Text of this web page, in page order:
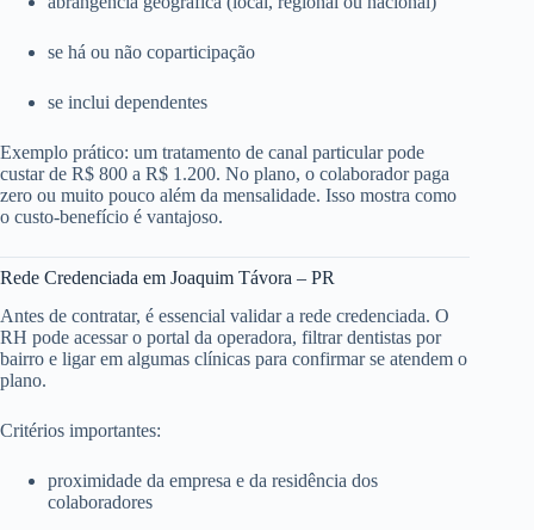
se há ou não coparticipação
se inclui dependentes
Exemplo prático: um tratamento de canal particular pode
custar de R$ 800 a R$ 1.200. No plano, o colaborador paga
zero ou muito pouco além da mensalidade. Isso mostra como
o custo-benefício é vantajoso.
Rede Credenciada em Joaquim Távora – PR
Antes de contratar, é essencial validar a rede credenciada. O
RH pode acessar o portal da operadora, filtrar dentistas por
bairro e ligar em algumas clínicas para confirmar se atendem o
plano.
Critérios importantes:
proximidade da empresa e da residência dos
colaboradores